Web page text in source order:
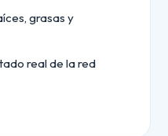
grasas y
real de la red